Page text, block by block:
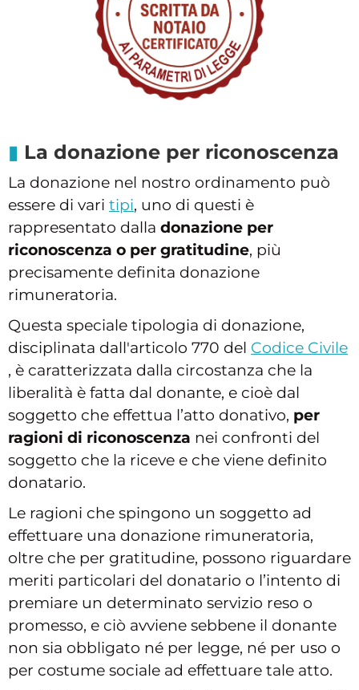
La donazione per riconoscenza
La donazione nel nostro ordinamento può
essere di vari tipi, uno di questi è
rappresentato dalla donazione per
riconoscenza o per gratitudine, più
precisamente definita donazione
rimuneratoria.
Questa speciale tipologia di donazione,
disciplinata dall'articolo 770 del Codice Civile
, è caratterizzata dalla circostanza che la
liberalità è fatta dal donante, e cioè dal
soggetto che effettua l’atto donativo, per
ragioni di riconoscenza nei confronti del
soggetto che la riceve e che viene definito
donatario.
Le ragioni che spingono un soggetto ad
effettuare una donazione rimuneratoria,
oltre che per gratitudine, possono riguardare
meriti particolari del donatario o l’intento di
premiare un determinato servizio reso o
promesso, e ciò avviene sebbene il donante
non sia obbligato né per legge, né per uso o
per costume sociale ad effettuare tale atto.